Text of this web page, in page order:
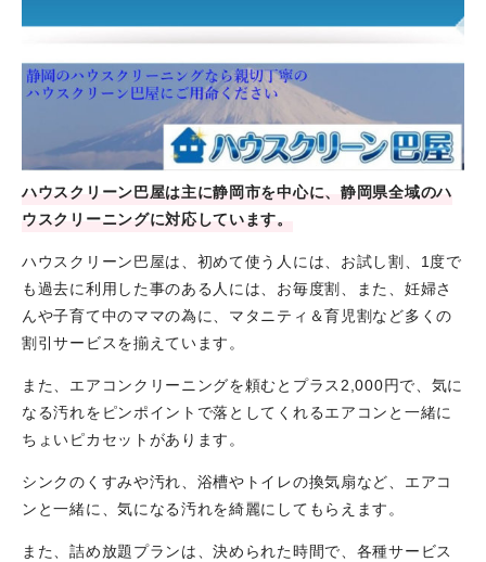
ハウスクリーン巴屋は主に静岡市を中心に、静岡県全域のハ
ウスクリーニングに対応しています。
ハウスクリーン巴屋は、初めて使う人には、お試し割、1度で
も過去に利用した事のある人には、お毎度割、また、妊婦さ
んや子育て中のママの為に、マタニティ＆育児割など多くの
割引サービスを揃えています。
また、エアコンクリーニングを頼むとプラス2,000円で、気に
なる汚れをピンポイントで落としてくれるエアコンと一緒に
ちょいピカセットがあります。
シンクのくすみや汚れ、浴槽やトイレの換気扇など、エアコ
ンと一緒に、気になる汚れを綺麗にしてもらえます。
また、詰め放題プランは、決められた時間で、各種サービス